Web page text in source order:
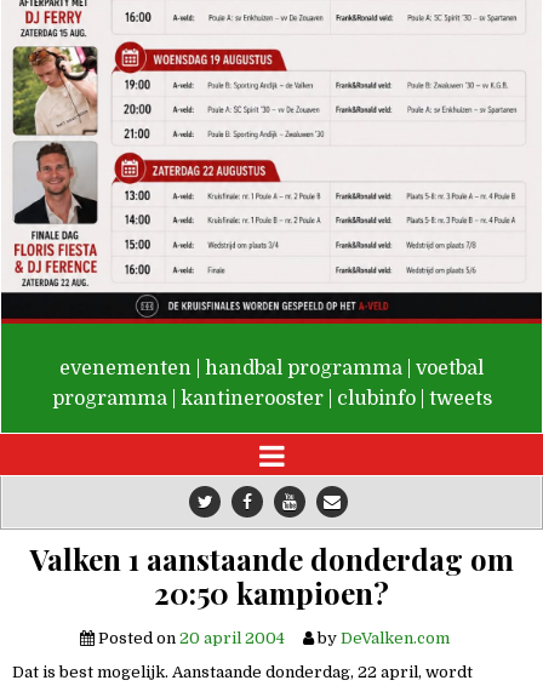
De Valken
evenementen handbal programma
voetbal
programma
kantinerooster clubinfo tweets
Valken 1 aanstaande donderdag om
20:50 kampioen?
Posted on 20 april 2004 by DeValken.com
Dat is best mogelijk. Aanstaande donderdag, 22 april, wordt